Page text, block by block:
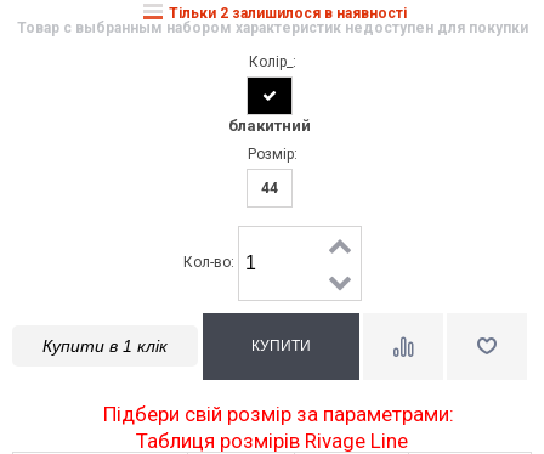
Тільки 2 залишилося в наявності
Товар с выбранным набором характеристик недоступен для покупки
Колір_:
блакитний
Розмір:
44
Кол-во:
Купити в 1 клік
Підбери свій розмір за параметрами:
Таблиця розмірів Rivage Line